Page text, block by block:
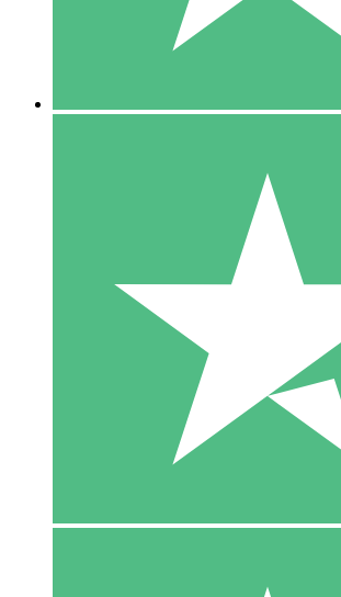
10 Descargas
20 00